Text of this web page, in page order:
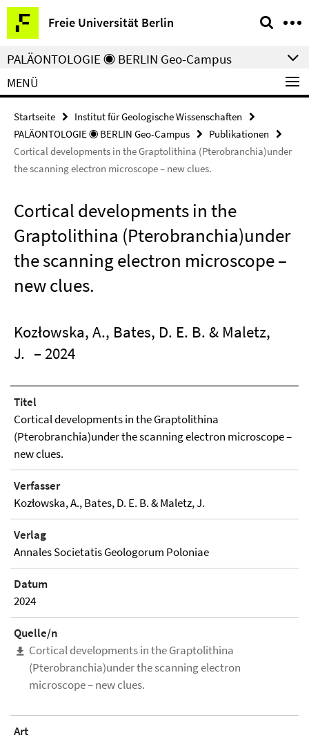
Springe
direkt
zu
Inhalt
Freie Universität Berlin
Service-
Navigation
PALÄONTOLOGIE ◉ BERLIN Geo-Campus
MENÜ
Startseite
Institut für Geologische Wissenschaften
PALÄONTOLOGIE ◉ BERLIN Geo-Campus
Publikationen
Cortical developments in the Graptolithina (Pterobranchia)under
the scanning electron microscope – new clues.
Cortical developments in the
Graptolithina (Pterobranchia)under
the scanning electron microscope –
new clues.
Kozłowska, A., Bates, D. E. B. & Maletz,
J. – 2024
Titel
Cortical developments in the Graptolithina
(Pterobranchia)under the scanning electron microscope –
new clues.
Verfasser
Kozłowska, A., Bates, D. E. B. & Maletz, J.
Verlag
Annales Societatis Geologorum Poloniae
Datum
2024
Quelle/n
Cortical developments in the Graptolithina
(Pterobranchia)under the scanning electron
microscope – new clues.
Art